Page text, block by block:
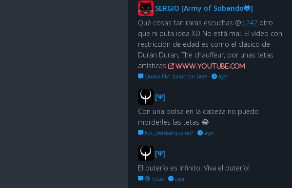
SERGIO [Army of Sobando🐸]
Qué cosas tan raras escuchas @q242 otro
que ni puta idea XD No está mal. El vídeo con
restricción de edad es como el clásico de
Duran Duran, The chauffeur, por unas tetas
artísticas
www.youtube.com
Quake FM: Jonathan Bree · ayer
[Ψ]
Con una bolsa en la cabeza no puedo
morderles las tetas 😂
No. ¿Verdad que no? · ayer
[Ψ]
El puterío es infinito. Viva el puterío!
🔞 Tetas · ayer